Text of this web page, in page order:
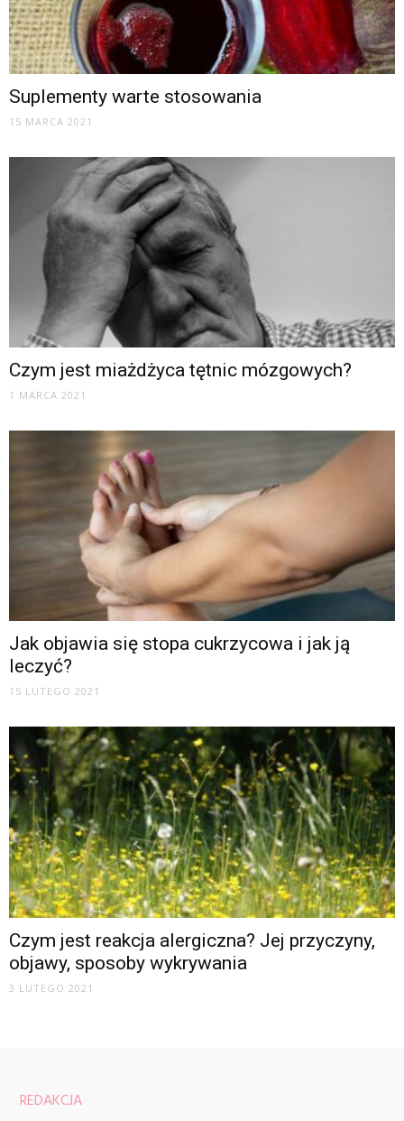
Suplementy warte stosowania
15 MARCA 2021
Czym jest miażdżyca tętnic mózgowych?
1 MARCA 2021
Jak objawia się stopa cukrzycowa i jak ją
leczyć?
15 LUTEGO 2021
Czym jest reakcja alergiczna? Jej przyczyny,
objawy, sposoby wykrywania
3 LUTEGO 2021
REDAKCJA